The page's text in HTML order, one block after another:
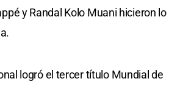
y Randal Kolo Muani hicieron lo
logró el tercer título Mundial de